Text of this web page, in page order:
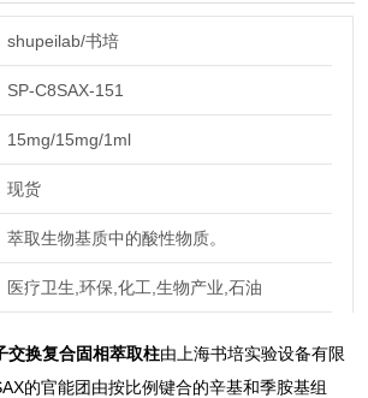
shupeilab/书培
SP-C8SAX-151
15mg/15mg/1ml
现货
萃取生物基质中的酸性物质。
医疗卫生,环保,化工,生物产业,石油
交换复合固相萃取柱由上海书培实验设备有限
的官能团由按比例键合的辛基和季胺基组